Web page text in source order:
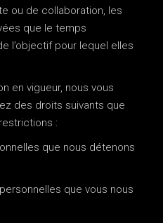
ou de collaboration, les
que le temps
l’objectif pour lequel elles
en vigueur, nous vous
des droits suivants que
:
que nous détenons
que vous nous